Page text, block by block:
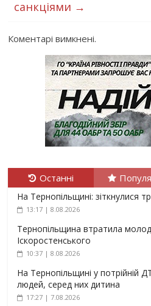
санкціями →
Коментарі вимкнені.
Останні
На Тернопільщині: зіткнулися
13:17 | 8.08.2026
Тернопільщина втратила
Іскоростенського
10:37 | 8.08.2026
На Тернопільщині у потрійній
людей, серед них дитина
17:27 | 7.08.2026